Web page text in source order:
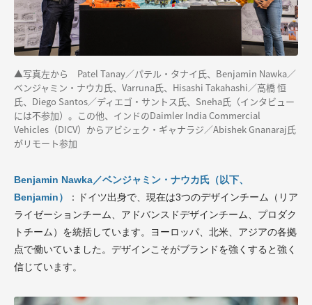
▲写真左から Patel Tanay／パテル・タナイ氏、Benjamin Nawka／
ベンジャミン・ナウカ氏、Varruna氏、Hisashi Takahashi／高橋 恒
氏、Diego Santos／ディエゴ・サントス氏、Sneha氏（インタビュー
には不参加）。この他、インドのDaimler India Commercial
Vehicles（DICV）からアビシェク・ギャナラジ／Abishek Gnanaraj氏
がリモート参加
Benjamin Nawka／ベンジャミン・ナウカ氏（以下、
Benjamin）
：ドイツ出身で、現在は3つのデザインチーム（リア
ライゼーションチーム、アドバンスドデザインチーム、プロダク
トチーム）を統括しています。ヨーロッパ、北米、アジアの各拠
点で働いていました。デザインこそがブランドを強くすると強く
信じています。